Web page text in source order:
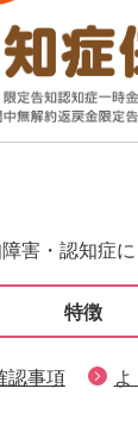
じる
害・認知症
特徴
認事項